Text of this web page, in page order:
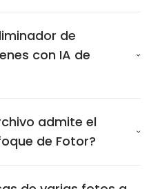
de
con IA de
admite el
de Fotor?